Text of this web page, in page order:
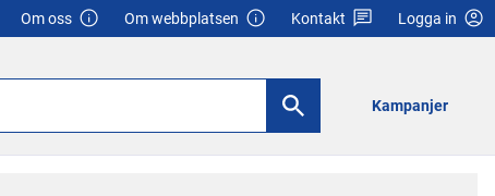
Om oss Om webbplatsen Kontakt Logga in
Kampanjer